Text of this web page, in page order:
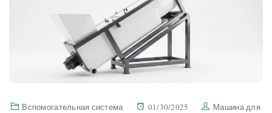
Вспомогательная система 01/30/2025
Машина для